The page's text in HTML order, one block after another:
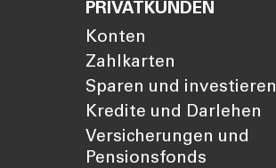
PRIVATKUNDEN
Konten
Zahlkarten
Sparen und investieren
Kredite und Darlehen
Versicherungen und
Pensionsfonds